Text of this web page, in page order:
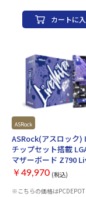
BIOS/UEFIアップデートが
がございます。
数：4 ・最大容量：192GB
・PCI-Express 5.0 x 16 ス
PCI-Express 4.0 x 4 スロッ
ク 有線LAN：Intel® 2.5Gb
レス：2x2 Wi-Fi 7
v5.4 USBインターフェース
Type-C ポート ×4 ・
・USB2.0 Aポート ×2 フロ
Type-C コネクタ ×1 ・
×2 ・USB2.0 ヘッダー ×2
グラフィック内蔵の場合)
×1 ・HDMI ×1 オーディオ
SupremeFX 7.1 チャンネル
オーディオ ALC4080 LED
属品 ・ユーザーマニュアル/
ートガイド ・SATAケーブ
ス) ※CPUの世代など、組み合わせによっ
カートに
ASRock
ASRock(アスロック
チップセット搭載
マザーボード Z790
￥49,970 (税込)
※こちらの価格は